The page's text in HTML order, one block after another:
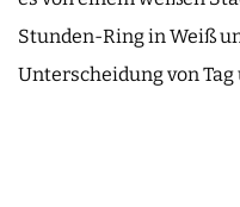
Stunden-Ring in Weiß
Unterscheidung von Tag